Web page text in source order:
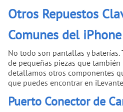
Otros Repuestos
Comunes del
No todo son pantallas y baterías.
de pequeñas piezas que
detallamos otros componentes
que puedes encontrar en
Puerto Conector de